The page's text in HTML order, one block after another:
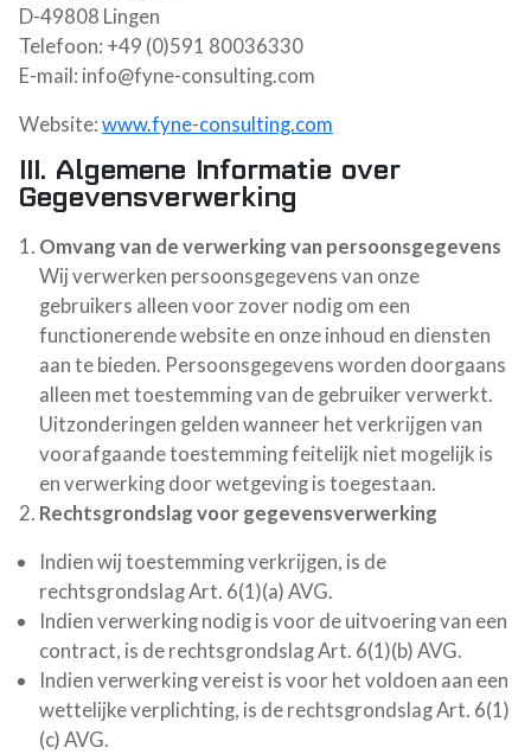
D-49808 Lingen
Telefoon: +49 (0)591 80036330
E-mail: info@fyne-consulting.com
Website:www.fyne-consulting.com
III. Algemene Informatie over
Gegevensverwerking
Omvang van de verwerking van persoonsgegevens
Wij verwerken persoonsgegevens van onze
gebruikers alleen voor zover nodig om een
functionerende website en onze inhoud en diensten
aan te bieden. Persoonsgegevens worden doorgaans
alleen met toestemming van de gebruiker verwerkt.
Uitzonderingen gelden wanneer het verkrijgen van
voorafgaande toestemming feitelijk niet mogelijk is
en verwerking door wetgeving is toegestaan.
Rechtsgrondslag voor gegevensverwerking
Indien wij toestemming verkrijgen, is de
rechtsgrondslag Art. 6(1)(a) AVG.
Indien verwerking nodig is voor de uitvoering van een
contract, is de rechtsgrondslag Art. 6(1)(b) AVG.
Indien verwerking vereist is voor het voldoen aan een
wettelijke verplichting, is de rechtsgrondslag Art. 6(1)
(c) AVG.